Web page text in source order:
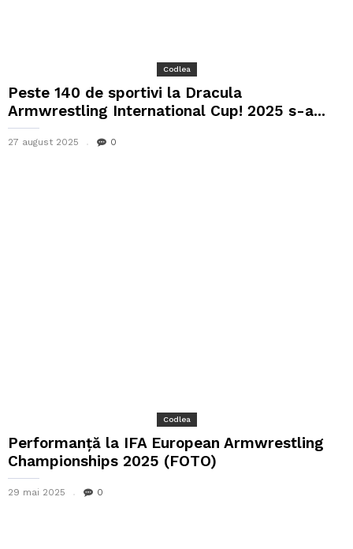
Codlea
Peste 140 de sportivi la Dracula
Armwrestling International Cup! 2025 s-a...
27 august 2025 0
Codlea
Performanță la IFA European Armwrestling
Championships 2025 (FOTO)
29 mai 2025 0